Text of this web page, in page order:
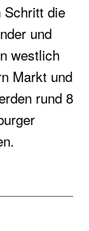
Schritt die
und
westlich
Markt und
rund 8